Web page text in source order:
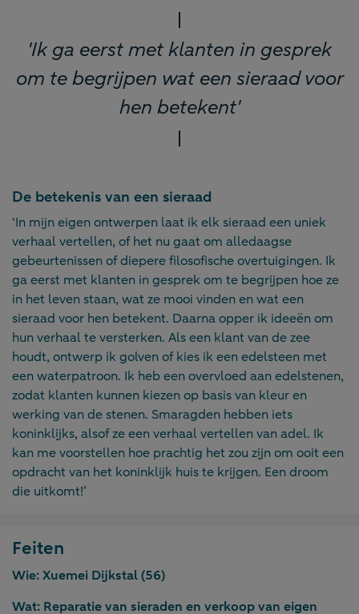
'Ik ga eerst met klanten in gesprek
om te begrijpen wat een sieraad voor
hen betekent'
De betekenis van een sieraad
‘In mijn eigen ontwerpen laat ik elk sieraad een uniek
verhaal vertellen, of het nu gaat om alledaagse
gebeurtenissen of diepere filosofische overtuigingen. Ik
ga eerst met klanten in gesprek om te begrijpen hoe ze
in het leven staan, wat ze mooi vinden en wat een
sieraad voor hen betekent. Daarna opper ik ideeën om
hun verhaal te versterken. Als een klant van de zee
houdt, ontwerp ik golven of kies ik een edelsteen met
een waterpatroon. Ik heb een overvloed aan edelstenen,
zodat klanten kunnen kiezen op basis van kleur en
werking van de stenen. Smaragden hebben iets
koninklijks, alsof ze een verhaal vertellen van adel. Ik
kan me voorstellen hoe prachtig het zou zijn om ooit een
opdracht van het koninklijk huis te krijgen. Een droom
die uitkomt!’
Feiten
Wie:Xuemei Dijkstal (56)
Wat: Reparatie van sieraden en verkoop van eigen